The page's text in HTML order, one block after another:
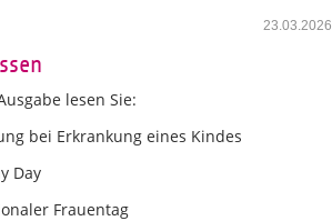
23.03.2026
lesen Sie:
bei Erkrankung eines Kindes
Day
Frauentag